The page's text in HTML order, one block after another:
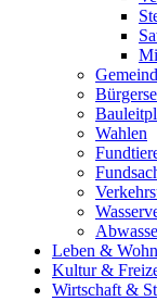
Wahlen
Leben &
Kultur &
Wirtschaft &